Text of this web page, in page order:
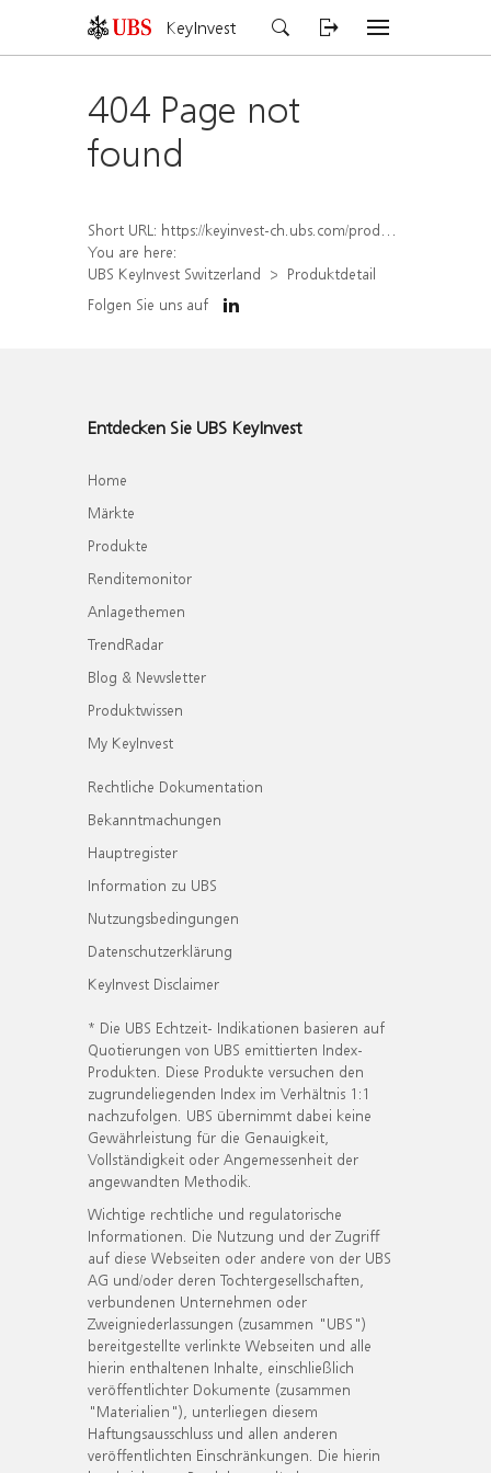
KeyInvest
404 Page not
found
Short URL: https://keyinvest-ch.ubs.com/produkt/detail/index/isin/CH1575365429
You are here:
UBS KeyInvest Switzerland
Produktdetail
Folgen Sie uns auf
Entdecken Sie UBS KeyInvest
Home
Märkte
Produkte
Renditemonitor
Anlagethemen
TrendRadar
Blog & Newsletter
Produktwissen
My KeyInvest
Rechtliche Dokumentation
Bekanntmachungen
Hauptregister
Information zu UBS
Nutzungsbedingungen
Datenschutzerklärung
KeyInvest Disclaimer
* Die UBS Echtzeit- Indikationen basieren auf
Quotierungen von UBS emittierten Index-
Produkten. Diese Produkte versuchen den
zugrundeliegenden Index im Verhältnis 1:1
nachzufolgen. UBS übernimmt dabei keine
Gewährleistung für die Genauigkeit,
Vollständigkeit oder Angemessenheit der
angewandten Methodik.
Wichtige rechtliche und regulatorische
Informationen. Die Nutzung und der Zugriff
auf diese Webseiten oder andere von der UBS
AG und/oder deren Tochtergesellschaften,
verbundenen Unternehmen oder
Zweigniederlassungen (zusammen "UBS")
bereitgestellte verlinkte Webseiten und alle
hierin enthaltenen Inhalte, einschließlich
veröffentlichter Dokumente (zusammen
"Materialien"), unterliegen diesem
Haftungsausschluss und allen anderen
veröffentlichten Einschränkungen. Die hierin